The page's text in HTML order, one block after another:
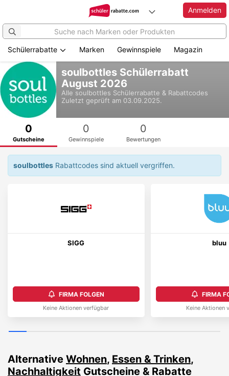
Zum
Hauptinhalt
springen
Anmelden
Schülerrabatte Marken Gewinnspiele Magazin
soulbottles Schülerrabatt
August 2026
Alle soulbottles Schülerrabatte & Rabattcodes
Zuletzt geprüft am 03.09.2025.
0
Gutscheine
0
Gewinnspiele
0
Bewertungen
soulbottles Rabattcodes sind aktuell vergriffen.
SIGG
FIRMA FOLGEN
Keine Aktionen verfügbar
bluu
FIRMA
Keine Aktionen
Alternative Wohnen, Essen & Trinken,
Nachhaltigkeit Gutscheine & Rabatte